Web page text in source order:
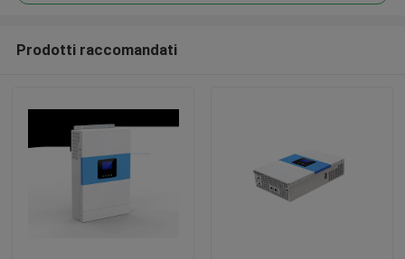
Prodotti raccomandati